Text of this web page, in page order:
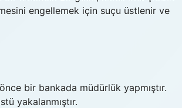
engellemek için suçu üstlenir ve
bir bankada müdürlük yapmıştır.
yakalanmıştır.